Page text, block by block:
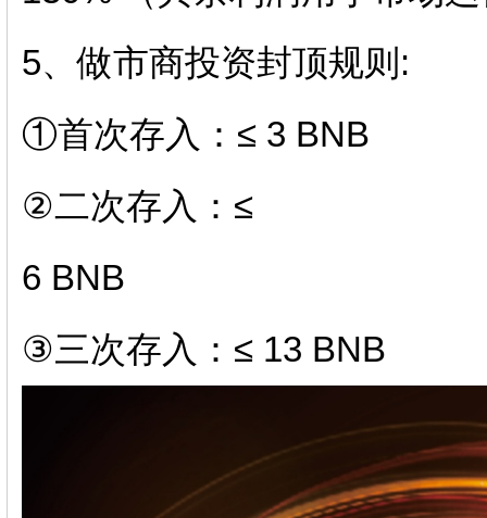
5、做市商投资封顶规则:
①首次存入：≤ 3 BNB
②二次存入：≤
6 BNB
③三次存入：≤ 13 BNB